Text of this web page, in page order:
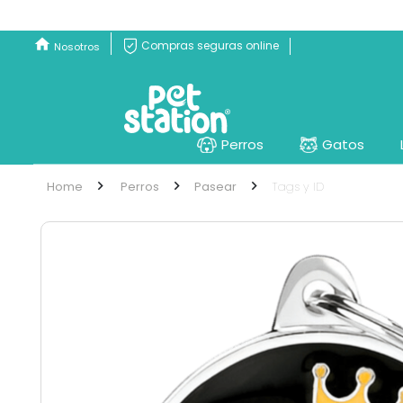
Nosotros Compras seguras online
Perros Gatos
Perros Pasear Tags y ID